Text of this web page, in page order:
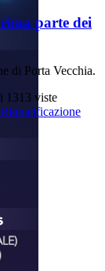
parte dei
di Porta Vecchia.
1313 viste
Riqualificazione